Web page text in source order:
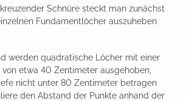
Schnüre steckt man zunächst
Fundamentlöcher auszuheben
werden quadratische Löcher mit einer
etwa 40 Zentimeter ausgehoben,
nicht unter 80 Zentimeter betragen
den Abstand der Punkte anhand der